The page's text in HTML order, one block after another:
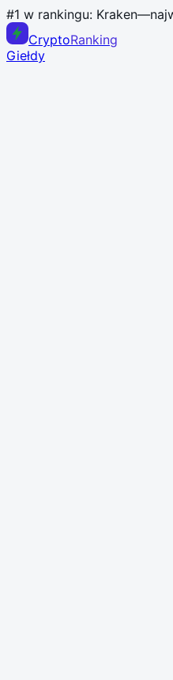
#1 w rankingu: Kraken—
CryptoRanking
Giełdy